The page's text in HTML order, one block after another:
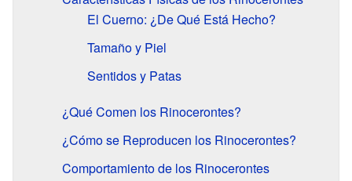
El Cuerno: ¿De Qué Está Hecho?
Tamaño y Piel
Sentidos y Patas
¿Qué Comen los Rinocerontes?
¿Cómo se Reproducen los Rinocerontes?
Comportamiento de los Rinocerontes